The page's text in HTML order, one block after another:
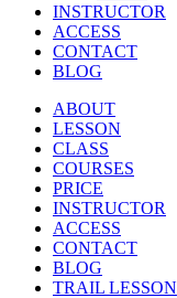
INSTRUCTOR
ACCESS
CONTACT
BLOG
ABOUT
LESSON
CLASS
COURSES
PRICE
INSTRUCTOR
ACCESS
CONTACT
BLOG
TRAIL LESSON